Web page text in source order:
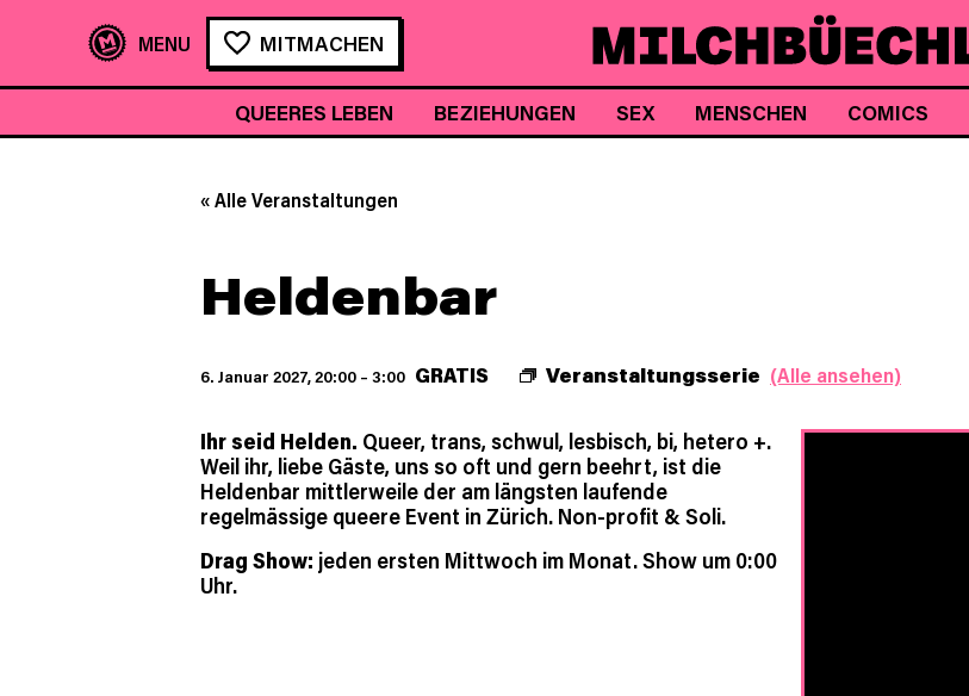
MITMACHEN
QUEERES LEBEN BEZIEHUNGEN SEX MENSCHEN COMICS
« Alle Veranstaltungen
Heldenbar
6. Januar 2027, 20:00 – 3:00 Veranstaltungsserie (Alle ansehen)
GRATIS
Ihr seid Helden. Queer, trans, schwul, lesbisch, bi, hetero +.
Weil ihr, liebe Gäste, uns so oft und gern beehrt, ist die
Heldenbar mittlerweile der am längsten laufende
regelmässige queere Event in Zürich. Non-profit & Soli.
Drag Show: jeden ersten Mittwoch im Monat. Show um 0:00
Uhr.